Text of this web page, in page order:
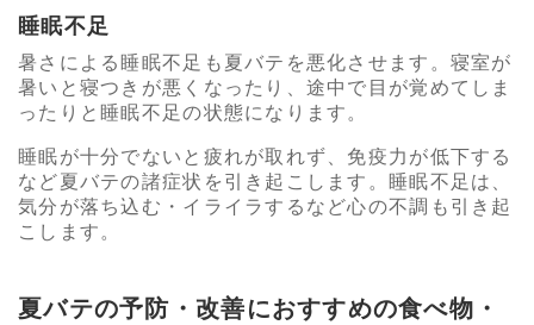
睡眠不足
暑さによる睡眠不足も夏バテを悪化させます。寝室が
暑いと寝つきが悪くなったり、途中で目が覚めてしま
ったりと睡眠不足の状態になります。
睡眠が十分でないと疲れが取れず、免疫力が低下する
など夏バテの諸症状を引き起こします。睡眠不足は、
気分が落ち込む・イライラするなど心の不調も引き起
こします。
夏バテの予防・改善におすすめの食べ物・